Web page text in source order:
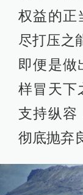
权益的正
尽打压之
即便是做
样冒天下
支持纵容
彻底抛弃